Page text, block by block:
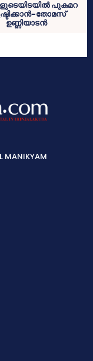
പുകമറ
തോമസ്
ഉണ്ണിയാടന്‍
MANIKYAM